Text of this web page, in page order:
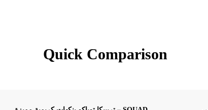
Quick Comparison